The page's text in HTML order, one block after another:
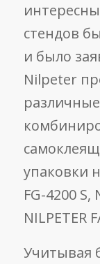
стендов
и было
Nilpeter
упаковки
FG-4200 S,
NILPETER
Учитывая